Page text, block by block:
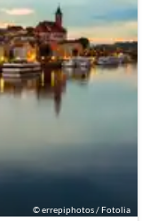
©errepiphotos / Fotolia